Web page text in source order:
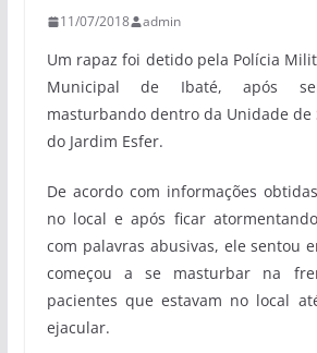
11/07/2018 admin
Um rapaz foi detido pela Polícia
Municipal de Ibaté, após
masturbando dentro da Unidade de
do Jardim Esfer.
De acordo com informações
no local e após ficar
com palavras abusivas, ele sentou
começou a se masturbar na
pacientes que estavam no local
ejacular.